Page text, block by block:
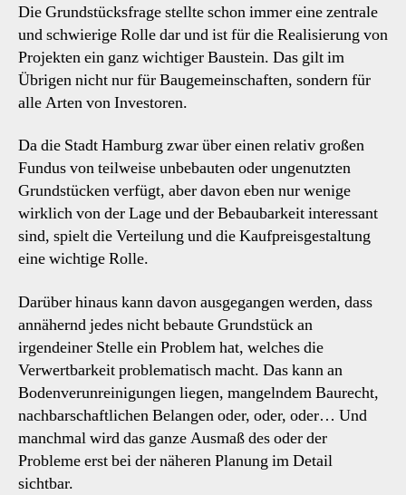
Die Grundstücksfrage stellte schon immer eine zentrale
und schwierige Rolle dar und ist für die Realisierung von
Projekten ein ganz wichtiger Baustein. Das gilt im
Übrigen nicht nur für Baugemeinschaften, sondern für
alle Arten von Investoren.
Da die Stadt Hamburg zwar über einen relativ großen
Fundus von teilweise unbebauten oder ungenutzten
Grundstücken verfügt, aber davon eben nur wenige
wirklich von der Lage und der Bebaubarkeit interessant
sind, spielt die Verteilung und die Kaufpreisgestaltung
eine wichtige Rolle.
Darüber hinaus kann davon ausgegangen werden, dass
annähernd jedes nicht bebaute Grundstück an
irgendeiner Stelle ein Problem hat, welches die
Verwertbarkeit problematisch macht. Das kann an
Bodenverunreinigungen liegen, mangelndem Baurecht,
nachbarschaftlichen Belangen oder, oder, oder… Und
manchmal wird das ganze Ausmaß des oder der
Probleme erst bei der näheren Planung im Detail
sichtbar.